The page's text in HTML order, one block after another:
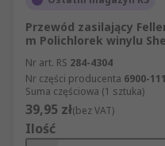
Przewód zasilający
m Polichlorek winylu
Nr art. RS 284-4304
Nr części producenta 6900-
Suma częściowa (1 sztuka)
39,95 zł(bez VAT)
Ilość